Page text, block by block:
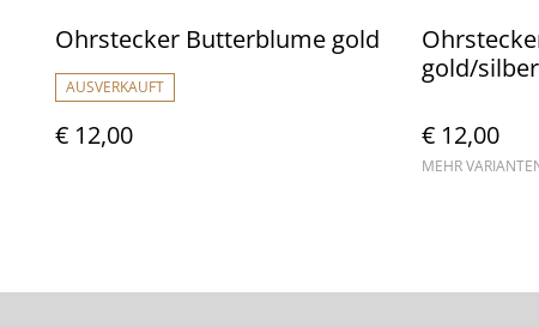
Ohrstecker Butterblume gold
AUSVERKAUFT
€ 12,00
gold/silber
€ 12,00
MEHR